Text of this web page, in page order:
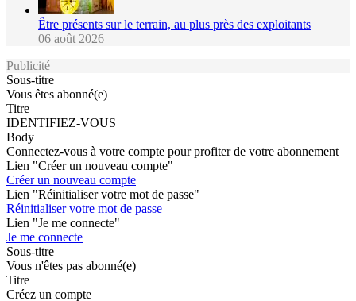
Être présents sur le terrain, au plus près des exploitants
06 août 2026
Publicité
Sous-titre
Vous êtes abonné(e)
Titre
IDENTIFIEZ-VOUS
Body
Connectez-vous à votre compte pour profiter de votre abonnement
Lien "Créer un nouveau compte"
Créer un nouveau compte
Lien "Réinitialiser votre mot de passe"
Réinitialiser votre mot de passe
Lien "Je me connecte"
Je me connecte
Sous-titre
Vous n'êtes pas abonné(e)
Titre
Créez un compte